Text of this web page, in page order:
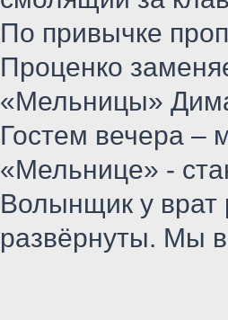
По привычке
Проценко
«Мельницы»
Гостем вечера –
«Мельнице» -
Волынщик у врат
развёрнуты. Мы